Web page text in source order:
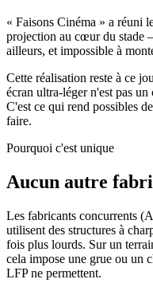
« Faisons Cinéma » a réuni
projection au cœur du stade
ailleurs, et impossible à
Cette réalisation reste à ce
écran ultra-léger n'est pas
C'est ce qui rend possibles
faire.
Pourquoi c'est unique
Aucun autre
Les fabricants concurrents
utilisent des structures à
fois plus lourds. Sur un
cela impose une grue ou un
LFP ne permettent.